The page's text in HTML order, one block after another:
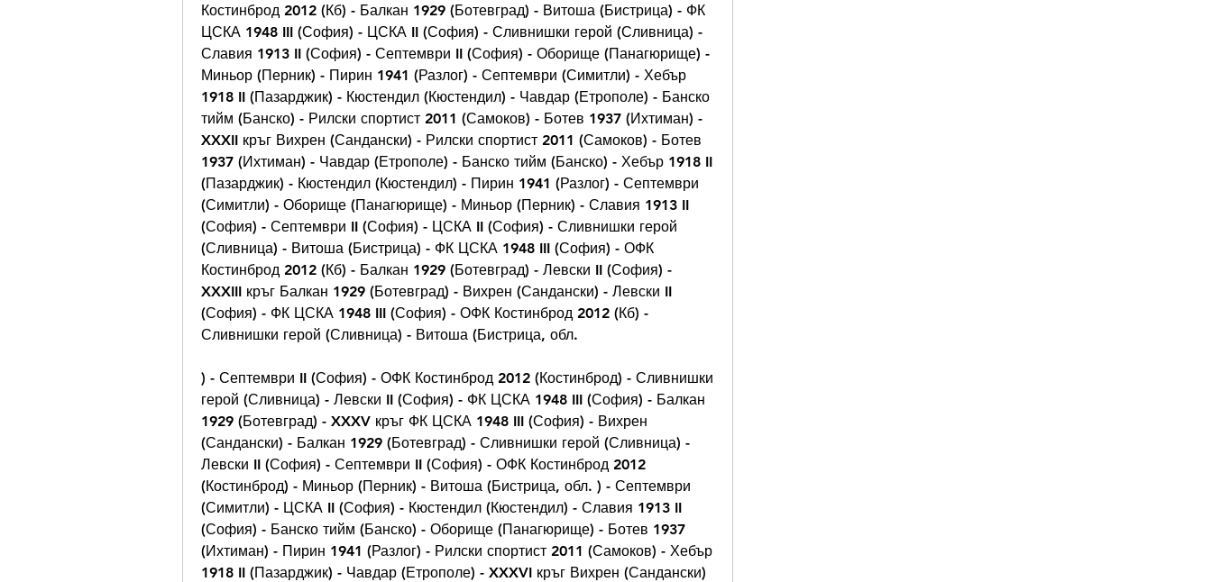
Костинброд 2012 (Кб) - Балкан 1929 (Ботевград) - Витоша (Бистрица) - ФК
ЦСКА 1948 III (София) - ЦСКА II (София) - Сливнишки герой (Сливница) -
Славия 1913 II (София) - Септември II (София) - Оборище (Панагюрище) -
Миньор (Перник) - Пирин 1941 (Разлог) - Септември (Симитли) - Хебър
1918 II (Пазарджик) - Кюстендил (Кюстендил) - Чавдар (Етрополе) - Банско
тийм (Банско) - Рилски спортист 2011 (Самоков) - Ботев 1937 (Ихтиман) -
XXXII кръг Вихрен (Сандански) - Рилски спортист 2011 (Самоков) - Ботев
1937 (Ихтиман) - Чавдар (Етрополе) - Банско тийм (Банско) - Хебър 1918 II
(Пазарджик) - Кюстендил (Кюстендил) - Пирин 1941 (Разлог) - Септември
(Симитли) - Оборище (Панагюрище) - Миньор (Перник) - Славия 1913 II
(София) - Септември II (София) - ЦСКА II (София) - Сливнишки герой
(Сливница) - Витоша (Бистрица) - ФК ЦСКА 1948 III (София) - ОФК
Костинброд 2012 (Кб) - Балкан 1929 (Ботевград) - Левски II (София) -
XXXIII кръг Балкан 1929 (Ботевград) - Вихрен (Сандански) - Левски II
(София) - ФК ЦСКА 1948 III (София) - ОФК Костинброд 2012 (Кб) -
Сливнишки герой (Сливница) - Витоша (Бистрица, обл.
) - Септември II (София) - ОФК Костинброд 2012 (Костинброд) - Сливнишки
герой (Сливница) - Левски II (София) - ФК ЦСКА 1948 III (София) - Балкан
1929 (Ботевград) - XXXV кръг ФК ЦСКА 1948 III (София) - Вихрен
(Сандански) - Балкан 1929 (Ботевград) - Сливнишки герой (Сливница) -
Левски II (София) - Септември II (София) - ОФК Костинброд 2012
(Костинброд) - Миньор (Перник) - Витоша (Бистрица, обл. ) - Септември
(Симитли) - ЦСКА II (София) - Кюстендил (Кюстендил) - Славия 1913 II
(София) - Банско тийм (Банско) - Оборище (Панагюрище) - Ботев 1937
(Ихтиман) - Пирин 1941 (Разлог) - Рилски спортист 2011 (Самоков) - Хебър
1918 II (Пазарджик) - Чавдар (Етрополе) - XXXVI кръг Вихрен (Сандански)